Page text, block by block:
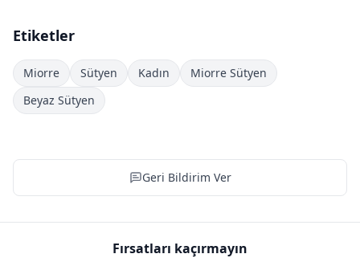
Etiketler
Miorre Sütyen Kadın
Miorre Sütyen
Beyaz Sütyen
Geri Bildirim Ver
Fırsatları kaçırmayın